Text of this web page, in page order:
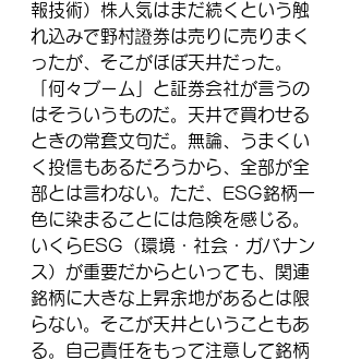
報技術）株人気はまだ続くという触
れ込みで野村證券は売りに売りまく
ったが、そこがほぼ天井だった。
「何々ブーム」と証券会社が言うの
はそういうものだ。天井で買わせる
ときの常套文句だ。無論、うまくい
く投信もあるだろうから、全部が全
部とは言わない。ただ、ESG銘柄一
色に染まることには危険を感じる。
いくらESG（環境・社会・ガバナン
ス）が重要だからといっても、関連
銘柄に大きな上昇余地があるとは限
らない。そこが天井ということもあ
る。自己責任をもって注意して銘柄